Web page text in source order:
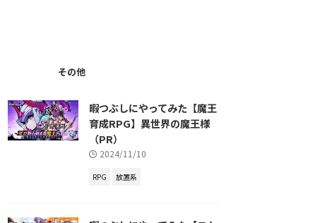
その他
暇つぶしにやってみた【魔王
育成RPG】異世界の魔王様
（PR）
2024/11/10
RPG 放置系